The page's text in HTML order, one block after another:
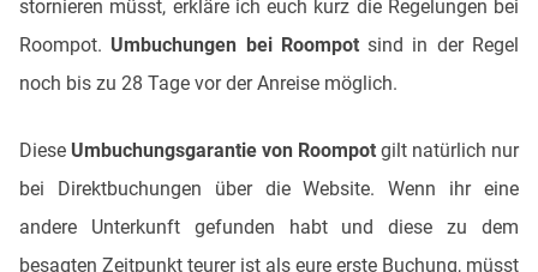
stornieren müsst, erkläre ich euch kurz die Regelungen bei
Roompot. Umbuchungen bei Roompotsind in der Regel
noch bis zu 28 Tage vor der Anreise möglich.
Diese Umbuchungsgarantie von Roompot gilt natürlich nur
bei Direktbuchungen über die Website. Wenn ihr eine
andere Unterkunft gefunden habt und diese zu dem
besagten Zeitpunkt teurer ist als eure erste Buchung, müsst